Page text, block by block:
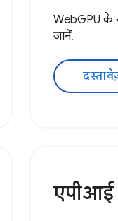
WebGPU के
जानें.
एपीआई